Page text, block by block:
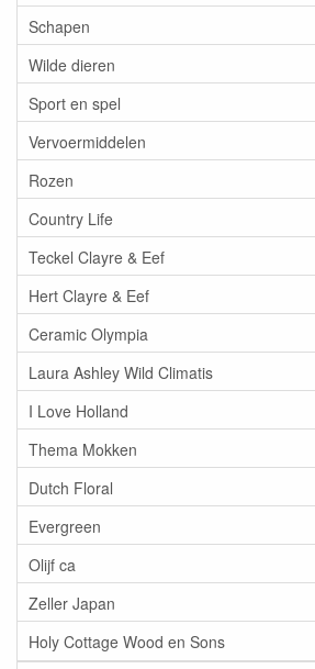
Schapen
Wilde dieren
Sport en spel
Vervoermiddelen
Rozen
Country Life
Teckel Clayre & Eef
Hert Clayre & Eef
Ceramic Olympia
Laura Ashley Wild Climatis
I Love Holland
Thema Mokken
Dutch Floral
Evergreen
Olijf ca
Zeller Japan
Holy Cottage Wood en Sons